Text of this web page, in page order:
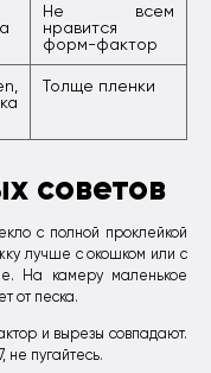
Не всем
нравится
форм-фактор
Толще пленки
советов
с полной проклейкой
лучше с окошком или с
На камеру маленькое
от песка.
и вырезы совпадают.
не пугайтесь.